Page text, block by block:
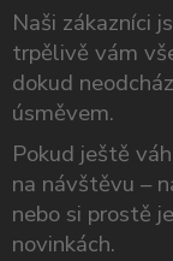
Naši zákazníci
trpělivě vám
dokud
úsměvem.
Pokud ještě
na návštěvu –
nebo si prostě
novinkách.